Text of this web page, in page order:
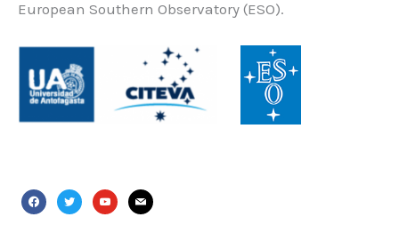
European Southern Observatory (ESO).
facebook
twitteryoutube
mail